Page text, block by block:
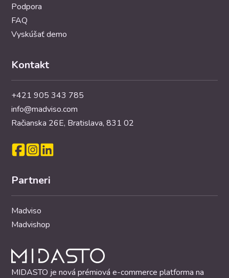
Podpora
FAQ
Vyskúšať demo
Kontakt
+421 905 343 785
info@madviso.com
Račianska 26E, Bratislava, 831 02
Partneri
Madviso
Madvishop
MIDASTO je nová prémiová e-commerce platforma na